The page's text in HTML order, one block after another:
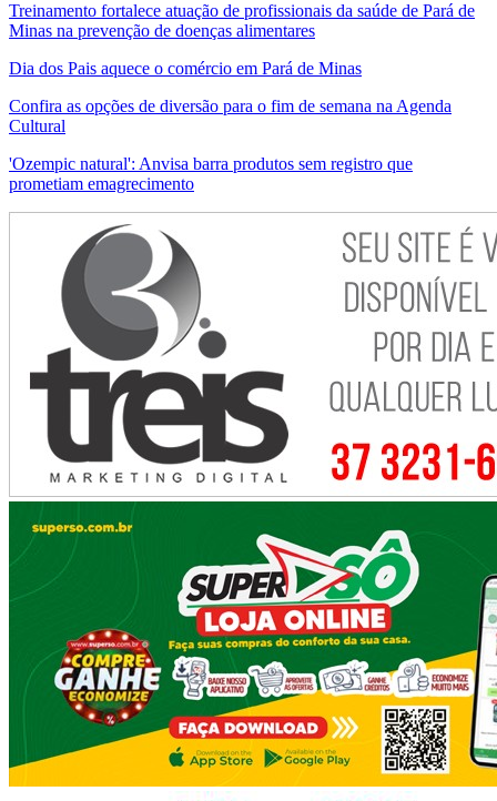
Treinamento fortalece atuação de profissionais da saúde de Pará de
Minas na prevenção de doenças alimentares
Dia dos Pais aquece o comércio em Pará de Minas
Confira as opções de diversão para o fim de semana na Agenda
Cultural
'Ozempic natural': Anvisa barra produtos sem registro que
prometiam emagrecimento